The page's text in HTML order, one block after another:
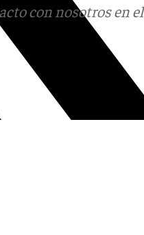
con nosotros en el